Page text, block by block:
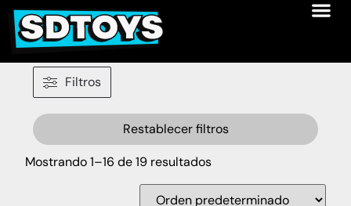
Filtros
Restablecer filtros
Mostrando 1–16 de 19 resultados